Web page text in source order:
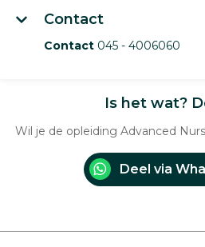
Contact
Contact 045 - 4006060
Is het wat?
Wil je de opleiding Advanced
Deel via